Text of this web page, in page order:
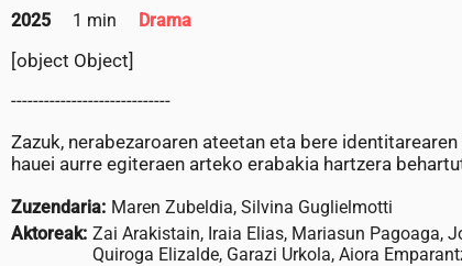
2025 1 min Drama
[object Object]
-----------------------------
Zazuk, nerabezaroaren ateetan eta bere
hauei aurre egiteraen arteko erabakia hartzera
Zuzendaria: Maren Zubeldia, Silvina Guglielmotti
Aktoreak: Zai Arakistain, Iraia Elias, Mariasun Pagoaga,
Quiroga Elizalde, Garazi Urkola, Aiora